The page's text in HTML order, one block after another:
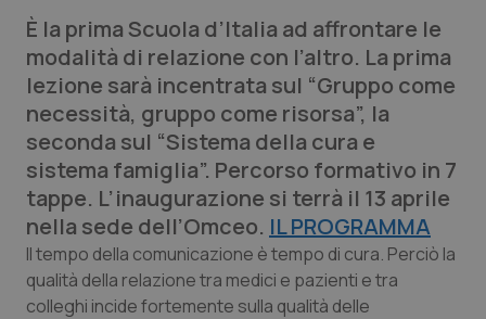
Lettere al direttore
Edizioni Regionali
QS Pro
Professionisti Sanitari.AI
Abruzzo
Basilicata
QS Pro Gold
Artrite & artrosi
QS Club Newsletter
È la prima Scuola d’Italia ad affrontare le
modalità di relazione con l’altro. La prima
lezione sarà incentrata sul “Gruppo come
necessità, gruppo come risorsa”, la
seconda sul “Sistema della cura e
sistema famiglia”. Percorso formativo in 7
tappe. L’inaugurazione si terrà il 13 aprile
nella sede dell’Omceo. IL PROGRAMMA
Il tempo della comunicazione è tempo di cura. Perciò la
qualità della relazione tra medici e pazienti e tra
colleghi incide fortemente sulla qualità delle